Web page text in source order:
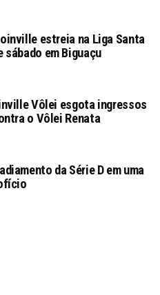
estreia na Liga Santa
sábado em Biguaçu
Vôlei esgota ingressos
o Vôlei Renata
da Série D em uma